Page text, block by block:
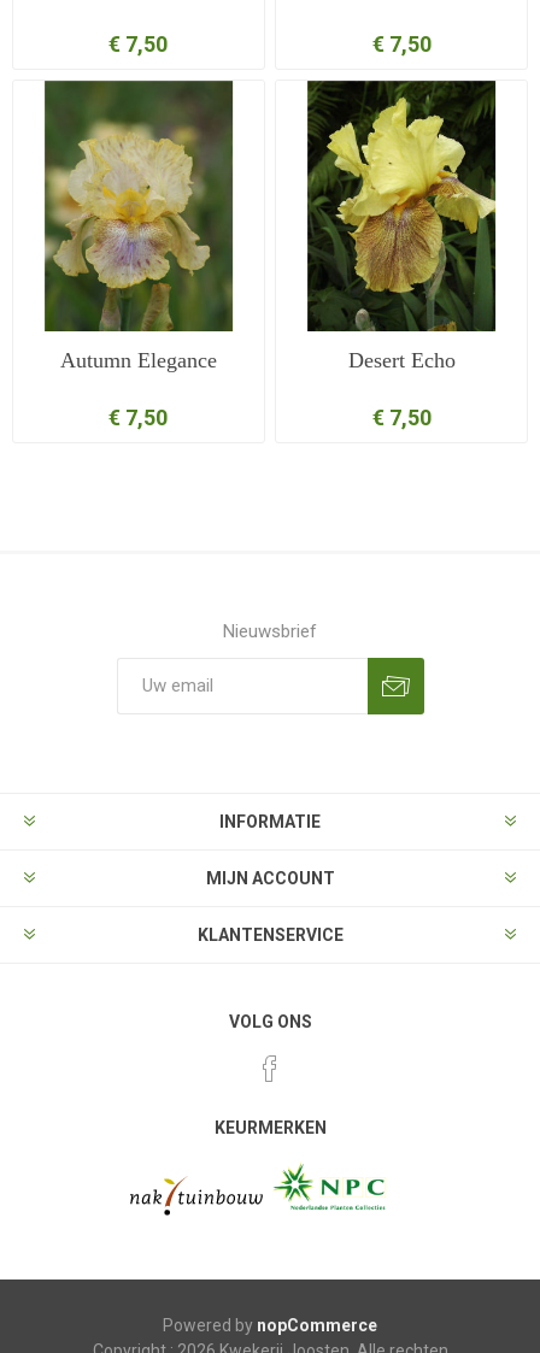
€ 7,50 € 7,50
Autumn Elegance
€ 7,50
Desert Echo
€ 7,50
Nieuwsbrief
INFORMATIE
MIJN ACCOUNT
KLANTENSERVICE
VOLG ONS
KEURMERKEN
Powered by nopCommerce